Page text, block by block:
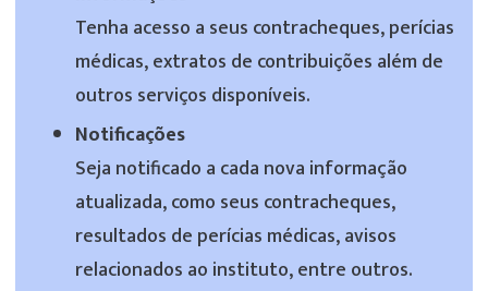
Tenha acesso a seus contracheques, perícias
médicas, extratos de contribuições além de
outros serviços disponíveis.
Notificações
Seja notificado a cada nova informação
atualizada, como seus contracheques,
resultados de perícias médicas, avisos
relacionados ao instituto, entre outros.